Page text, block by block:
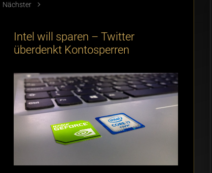
Nächster
Intel will sparen – Twitter
überdenkt Kontosperren